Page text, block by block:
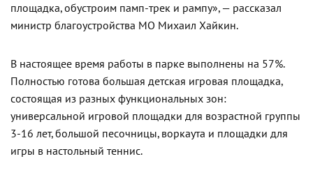
площадка, обустроим памп-трек и рампу», — рассказал
министр благоустройства МО Михаил Хайкин.
В настоящее время работы в парке выполнены на 57%.
Полностью готова большая детская игровая площадка,
состоящая из разных функциональных зон:
универсальной игровой площадки для возрастной группы
3-16 лет, большой песочницы, воркаута и площадки для
игры в настольный теннис.